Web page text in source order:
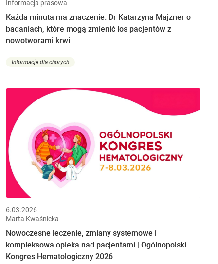
Informacja prasowa
Każda minuta ma znaczenie. Dr Katarzyna Majzner o
badaniach, które mogą zmienić los pacjentów z
nowotworami krwi
Informacje dla chorych
6.03.2026
Marta Kwaśnicka
Nowoczesne leczenie, zmiany systemowe i
kompleksowa opieka nad pacjentami | Ogólnopolski
Kongres Hematologiczny 2026